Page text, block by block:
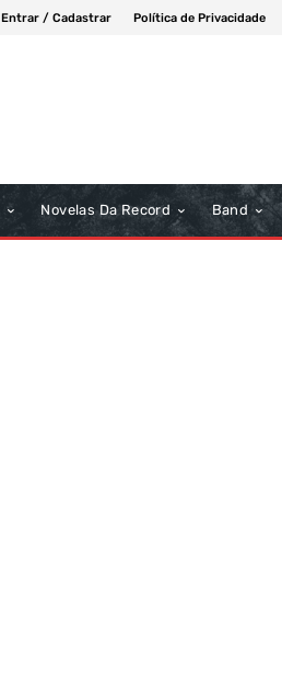
Entrar / Cadastrar Política de Privacidade
Novelas Da Record Band